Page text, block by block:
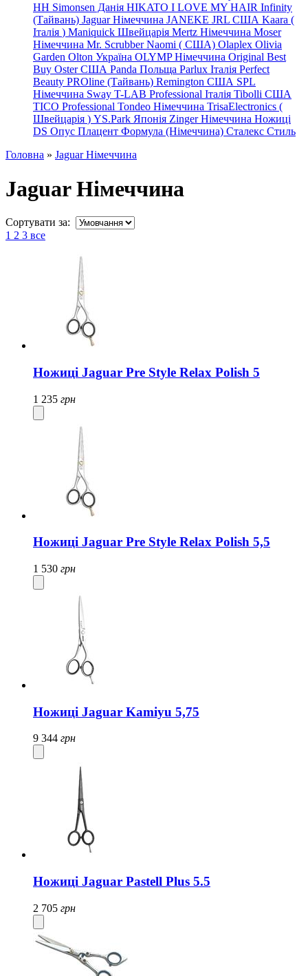
HH Simonsen Данія HIKATO I LOVE MY HAIR Infinity
(Тайвань) Jaguar Німеччина JANEKE JRL США Kaara (
Італія ) Maniquick Швейцарія Mertz Німеччина Moser
Німеччина Mr. Scrubber Naomi ( США) Olaplex Olivia
Garden Olton Україна OLYMP Німеччина Original Best
Buy Oster США Panda Польща Parlux Італія Perfect
Beauty PROline (Тайвань) Remington США SPL
Німеччина Sway T-LAB Professional Італія Tibolli США
TICO Professional Tondeo Німеччина TrisaElectronics (
Швейцарія ) YS.Park Японія Zinger Німеччина Ножиці
DS Опус Плацент Формула (Німеччина) Сталекс Стиль
Головна » Jaguar Німеччина
Jaguar Німеччина
Сортувати за:
1 2 3 все
Ножиці Jaguar Pre Style Relax Polish 5
1 235 грн
Ножиці Jaguar Pre Style Relax Polish 5,5
1 530 грн
Ножиці Jaguar Kamiyu 5,75
9 344 грн
Ножиці Jaguar Pastell Plus 5.5
2 705 грн